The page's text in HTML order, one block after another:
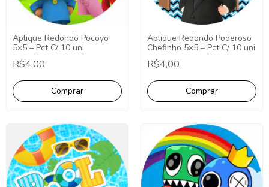
Aplique Redondo Pocoyo
5×5 – Pct C/ 10 uni
R$4,00
Aplique Redondo Poderoso
Chefinho 5×5 – Pct C/ 10 uni
R$4,00